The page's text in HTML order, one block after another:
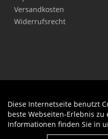
Versandkosten
Widerrufsrecht
Diese Internetseite benutzt
beste Webseiten-Erlebnis
Informationen finden Sie in